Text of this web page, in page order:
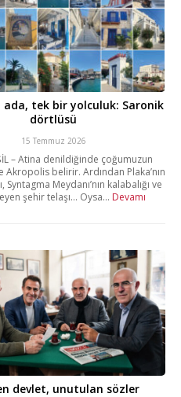
ada, tek bir yolculuk: Saronik
dörtlüsü
15 Temmuz 2026
– Atina denildiğinde çoğumuzun
Akropolis belirir. Ardından Plaka’nın
Syntagma Meydanı’nın kalabalığı ve
şehir telaşı… Oysa... Devamı
devlet, unutulan sözler